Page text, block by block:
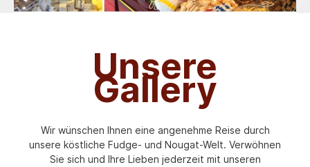
Unsere
Gallery
Wir wünschen Ihnen eine angenehme Reise durch
unsere köstliche Fudge- und Nougat-Welt. Verwöhnen
Sie sich und Ihre Lieben jederzeit mit unseren